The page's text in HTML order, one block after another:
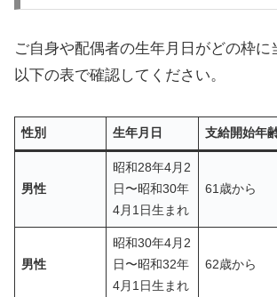
ご自身や配偶者の生年月日がどの枠に
以下の表で確認してください。
性別 生年月日 支給開始年
男性
昭和28年4月2
日〜昭和30年
4月1日生まれ
61歳から
男性
昭和30年4月2
日〜昭和32年
4月1日生まれ
62歳から